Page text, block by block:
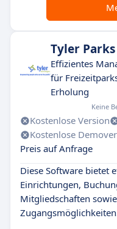
Tyler Parks
Effizientes
für
Erholung
Keine
Kostenlose Version
Kostenlose
Preis auf Anfrage
Diese Software bietet
Einrichtungen,
Mitgliedschaften